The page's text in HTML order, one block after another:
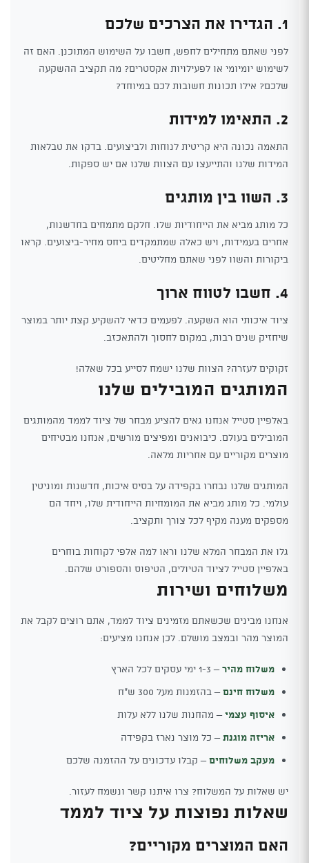
1. הגדירו את הצרכים שלכם
לפני שאתם מתחילים לחפש, חשבו על השימוש המתוכנן. האם זה
לשימוש יומיומי או לפעילויות אקסטרים? מה תקציב ההשקעה
שלכם? אילו תכונות חשובות לכם במיוחד?
2. התאימו למידות
התאמה נכונה היא קריטית לנוחות ולביצועים. בדקו את טבלאות
המידות שלנו והתייעצו עם הצוות שלנו אם יש ספקות.
3. השוו בין מותגים
כל מותג מביא את הייחודיות שלו. חלקם מתמחים בחדשנות,
אחרים בעמידות, ויש כאלה שמתמקדים ביחס מחיר-ביצועים. קראו
ביקורות והשוו לפני שאתם מחליטים.
4. חשבו לטווח ארוך
ציוד איכותי הוא השקעה. לפעמים כדאי להשקיע קצת יותר במוצר
שיחזיק שנים רבות, במקום לחסוך ולהתאכזב.
זקוקים לעזרה? הצוות שלנו ישמח לסייע בכל שאלה!
המותגים המובילים שלנו
באלפיין סטייל אנחנו גאים להציע מבחר של ציוד לממד מהמותגים
המובילים בעולם. כיבואנים ומפיצים מורשים, אנחנו מבטיחים
מוצרים מקוריים עם אחריות מלאה.
המותגים שלנו נבחרו בקפידה על בסיס איכות, חדשנות ומוניטין
עולמי. כל מותג מביא את המומחיות הייחודית שלו, ויחד הם
מספקים מענה מקיף לכל צורך ותקציב.
גלו את המבחר המלא שלנו וראו למה אלפי לקוחות בוחרים
באלפיין סטייל לציוד הטיולים, הטיפוס והספורט שלהם.
משלוחים ושירות
אנחנו מבינים שכשאתם מזמינים ציוד לממד, אתם רוצים לקבל את
המוצר מהר ובמצב מושלם. לכן אנחנו מציעים:
משלוח מהיר– 1-3 ימי עסקים לכל הארץ
משלוח חינם– בהזמנות מעל 300 ש"ח
איסוף עצמי– מהחנות שלנו ללא עלות
אריזה מוגנת– כל מוצר נארז בקפידה
מעקב משלוחים– קבלו עדכונים על ההזמנה שלכם
יש שאלות על המשלוח? צרו איתנו קשר ונשמח לעזור.
שאלות נפוצות על ציוד לממד
האם המוצרים מקוריים?